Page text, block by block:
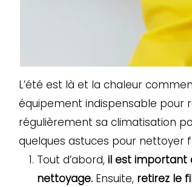
L’été est là et la chaleur
équipement indispensable pour
régulièrement sa climatisation
quelques astuces pour nettoyer
Tout d’abord, il est important
nettoyage. Ensuite, retirez le